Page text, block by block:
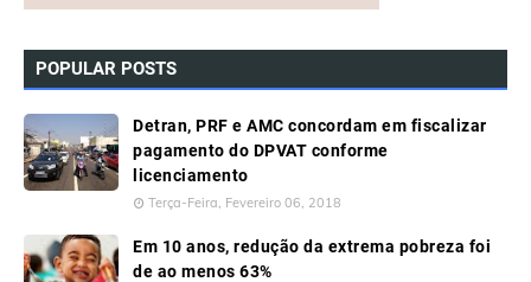
POPULAR POSTS
Detran, PRF e AMC concordam em fiscalizar
pagamento do DPVAT conforme
licenciamento
Terça-Feira, Fevereiro 06, 2018
Em 10 anos, redução da extrema pobreza foi
de ao menos 63%